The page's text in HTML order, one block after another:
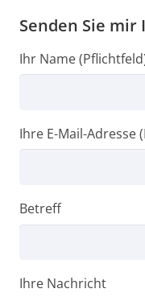
Senden Sie
Ihr Name
Ihre E-Mail-Adresse
Betreff
Ihre Nachricht